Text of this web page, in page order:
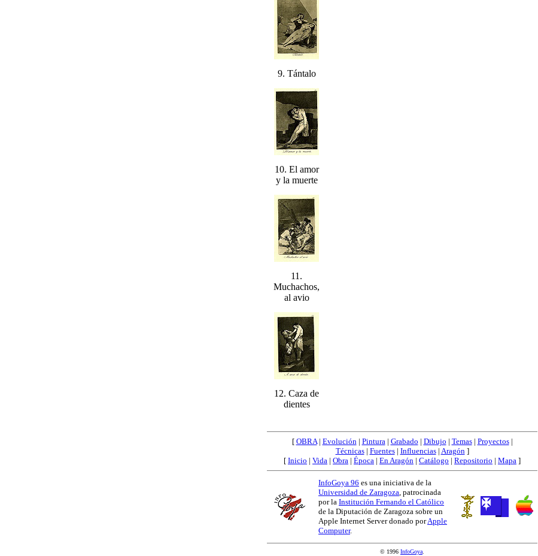
9. Tántalo
10. El amor
y la muerte
11.
Muchachos,
al avio
12. Caza de
dientes
[ OBRA| Evolución| Pintura| Grabado | Dibujo | Temas| Proyectos|
Técnicas| Fuentes| Influencias| Aragón]
[ Inicio | Vida | Obra | Época | En Aragón | Catálogo | Repositorio | Mapa ]
InfoGoya 96 es una iniciativa de la
Universidad de Zaragoza, patrocinada
por la Institución Fernando el Católico
de la Diputación de Zaragoza sobre un
Apple Internet Server donado porApple
Computer.
© 1996 InfoGoya